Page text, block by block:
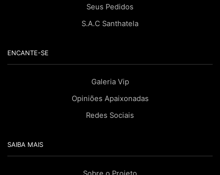
Seus Pedidos
S.A.C Santhatela
ENCANTE-SE
Galeria Vip
Opiniões Apaixonadas
Redes Sociais
SAIBA MAIS